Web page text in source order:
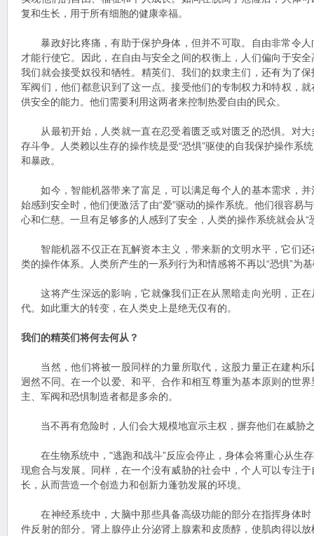
复和生长，用于所有细胞的健康幸福。
暴政好比疼痛，有助于保护身体，但并不可取。自由非常令人
才能行使它。因此，在自由与安全之间的权衡上，人们偏向于安
我们就会接受奴役和牺牲。精英们、我们的奴隶主们，还有为了
军阀们，他们都意识到了这一点。接受他们的专制权力和特权，
供安全的能力。他们需要利用这两者来控制热爱自由的民众。
从最初开始，人类就一直在忍受着匮乏或对匮乏的恐惧。对大
存斗争。人类赖以生存的操作统是受“恐惧”驱使的自我保护操作系
和暴政。
如今，智能机器带来了富足，可以满足每个人的基本需求，并
始感到安全时，他们便激活了由“爱”驱动的操作系统。他们很容易
心和仁慈。一旦有足够多的人感到了安全，人类的操作系统就会从“
智能机器不仅正在瓦解资本主义，带来新的文明水平，它们还
类的操作体系。人类所产生的一系列行为和情感将不再以“恐惧”为
这将产生深远的影响，它就像我们正在从黑暗走向光明，正在
代。如此重大的转变，在人类史上是绝无仅有的。
我们的精英们将何去何从？
当然，他们将被一股同样的力量所取代，这股力量正在建构乐
迥然不同。在一个以爱、和平、合作和相互尊重为基本原则的世
主、军阀和恐惧制造者都是多余的。
当不再有危险时，人们会大规模地宣示主权，摒弃他们在威胁
在生物系统中，"逃跑和战斗”反应会停止，身体会将重心从生
现愈合与发展。同样，在一个没有威胁的社会中，个人可以专注
长，从而营造一个创造力和创新力蓬勃发展的环境。
在神经系统中，大脑中那些具备高级功能的部分在指挥身体时
件反射的部分。肾上腺停止分泌肾上腺素和皮质醇，使肌肉得以